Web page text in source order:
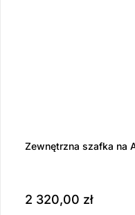
Zewnętrzna szafka na
2 320,00 zł